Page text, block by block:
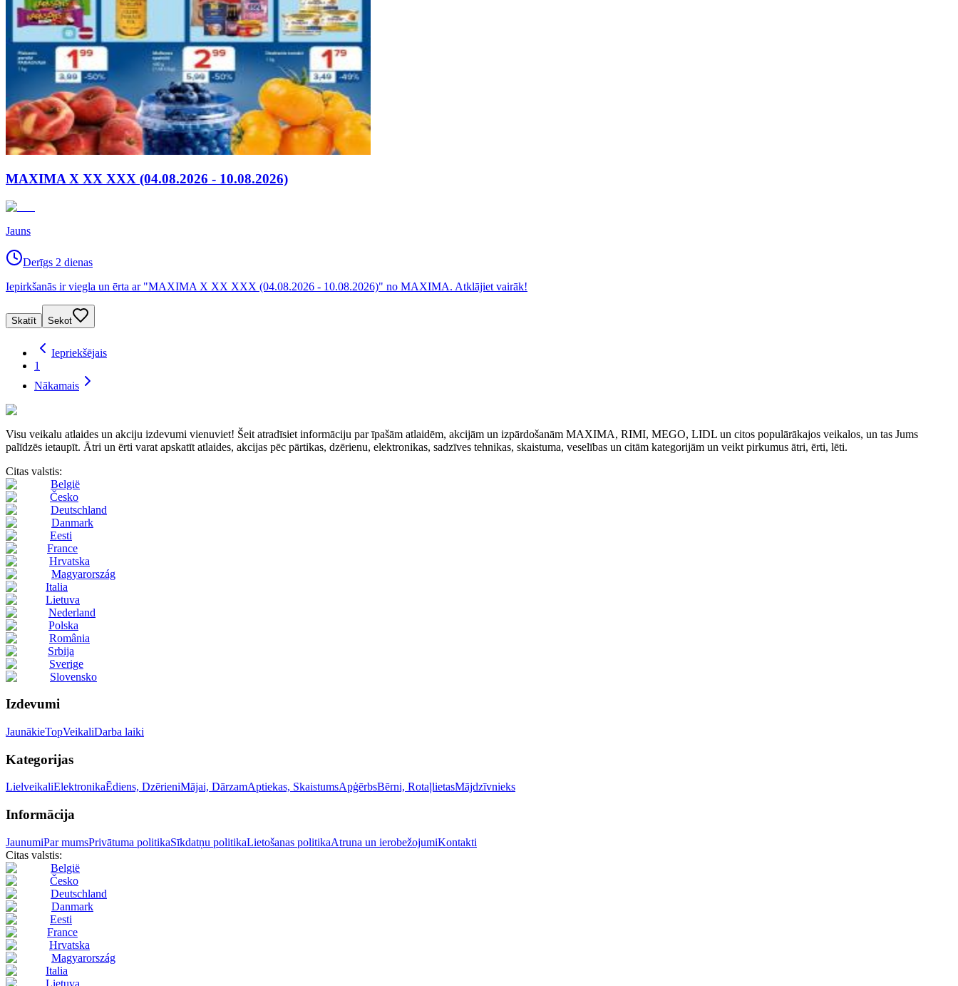
MAXIMA X XX XXX (04.08.2026 - 10.08.2026)
Jauns
Derīgs 2 dienas
Iepirkšanās ir viegla un ērta ar "MAXIMA X XX XXX (04.08.2026 - 10.08.2026)" no MAXIMA. Atklājiet vairāk!
Skatīt Sekot
Iepriekšējais
1
Nākamais
Visu veikalu atlaides un akciju izdevumi vienuviet! Šeit atradīsiet informāciju par īpašām atlaidēm, akcijām un izpārdošanām MAXIMA, RIMI, MEGO, LIDL un citos populārākajos veikalos, un tas Jums
palīdzēs ietaupīt. Ātri un ērti varat apskatīt atlaides, akcijas pēc pārtikas, dzērienu, elektronikas, sadzīves tehnikas, skaistuma, veselības un citām kategorijām un veikt pirkumus ātri, ērti, lēti.
Citas valstis:
België
Česko
Deutschland
Danmark
Eesti
France
Hrvatska
Magyarország
Italia
Lietuva
Nederland
Polska
România
Srbija
Sverige
Slovensko
Izdevumi
JaunākieTopVeikaliDarba laiki
Kategorijas
LielveikaliElektronikaĒdiens, DzērieniMājai, DārzamAptiekas, SkaistumsApģērbsBērni, RotaļlietasMājdzīvnieks
Informācija
JaunumiPar mumsPrivātuma politikaSīkdatņu politikaLietošanas politikaAtruna un ierobežojumiKontakti
Citas valstis:
België
Česko
Deutschland
Danmark
Eesti
France
Hrvatska
Magyarország
Italia
Lietuva